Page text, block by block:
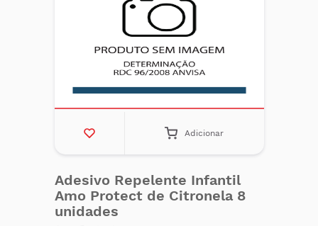
Adicionar
Adesivo Repelente Infantil
Amo Protect de Citronela 8
unidades